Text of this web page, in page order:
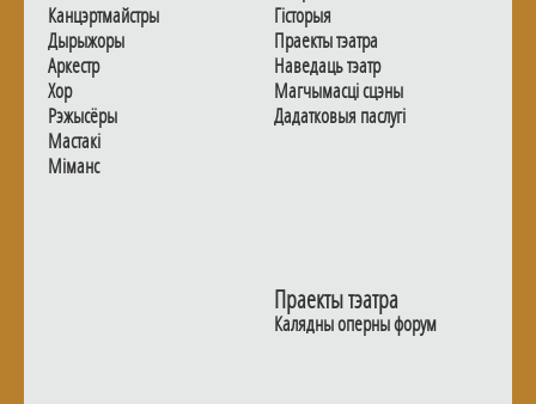
Канцэртмайстры
Дырыжоры
Аркестр
Хор
Рэжысёры
Мастакі
Мiманс
Гiсторыя
Праекты тэатра
Наведаць тэатр
Магчымасцi сцэны
Дадаткoвыя паслугi
Праекты тэатра
Калядны оперны форум